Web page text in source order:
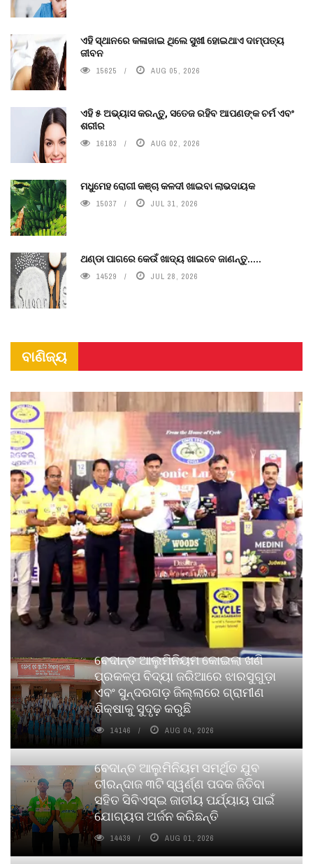
ଏହି ସ୍ଥାନରେ କଳାଜାଇ ଥିଲେ ସୁଖୀ ହୋଇଥାଏ ଦାମ୍ପତ୍ୟ
ଜୀବନ
15625 AUG 05, 2026
ଏହି ୫ ଅଭ୍ୟାସ କରନ୍ତୁ, ସତେଜ ରହିବ ଆପଣଙ୍କ ଚର୍ମ ଏବଂ
ଶରୀର
16183 AUG 02, 2026
ମଧୁମେହ ରୋଗୀ କଞ୍ଚା କଳଦୀ ଖାଇବା ଲାଭଦାୟକ
15037 JUL 31, 2026
ଥଣ୍ଡା ପାଗରେ କେଉଁ ଖାଦ୍ୟ ଖାଇବେ ଜାଣନ୍ତୁ.....
14529 JUL 28, 2026
ବାଣିଜ୍ୟ
ବେଦାନ୍ତ ଆଲୁମିନିୟମ କୋଇଲା ଖଣି
ପ୍ରକଳ୍ପ ବିଦ୍ୟା ଜରିଆରେ ଝାରସୁଗୁଡ଼ା
ଏବଂ ସୁନ୍ଦରଗଡ଼ ଜିଲ୍ଲାରେ ଗ୍ରାମୀଣ
ଶିକ୍ଷାକୁ ସୁଦୃଢ଼ କରୁଛି
14146 AUG 04, 2026
ବେଦାନ୍ତ ଆଲୁମିନିୟମ ସମର୍ଥିତ ଯୁବ
ତୀରନ୍ଦାଜ ୩ଟି ସ୍ୱର୍ଣ୍ଣ ପଦକ ଜିତିବା
ସହିତ ସିବିଏସ୍ଇ ଜାତୀୟ ପର୍ଯ୍ୟାୟ ପାଇଁ
ଯୋଗ୍ୟତା ଅର୍ଜନ କରିଛନ୍ତି
14439 AUG 01, 2026